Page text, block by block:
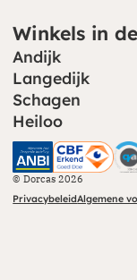
Winkels in
Andijk
Langedijk
Schagen
Heiloo
CBF
© Dorcas 2026
PrivacybeleidAlgemene